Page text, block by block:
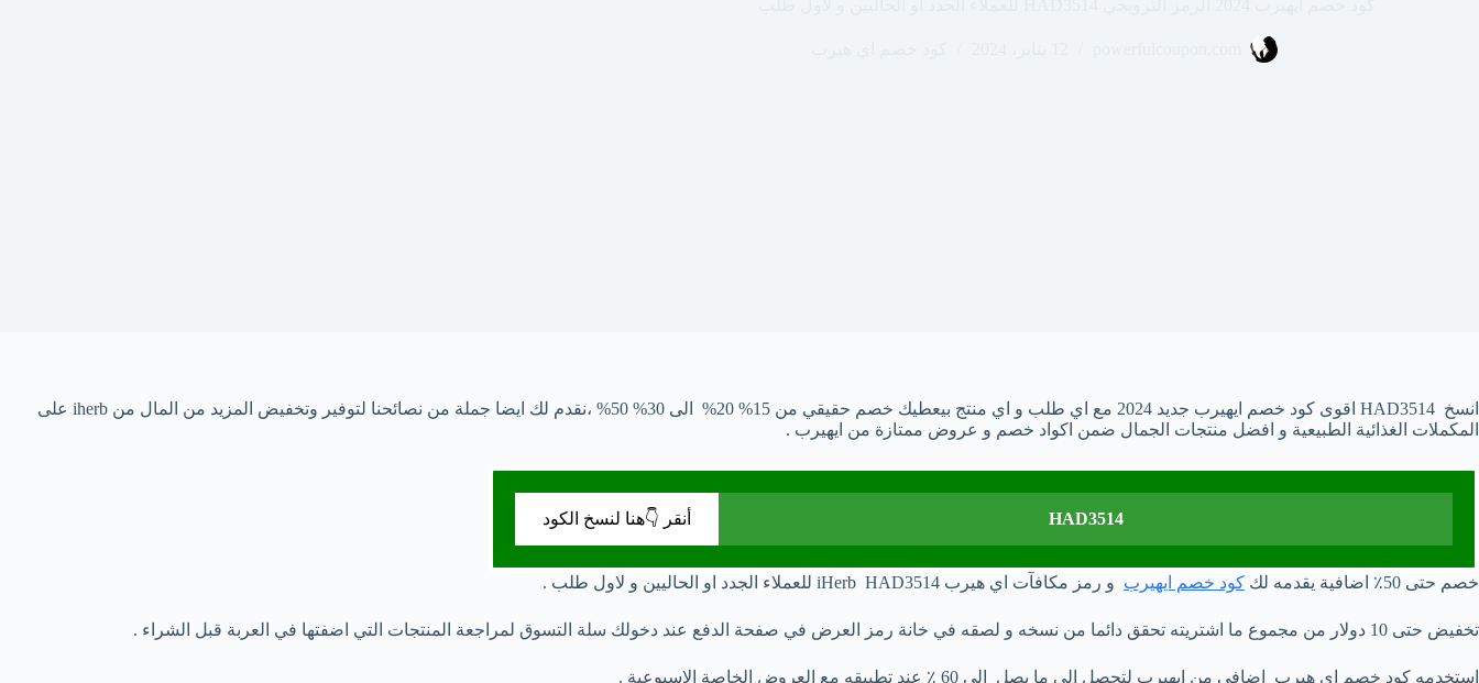
انسخ HAD3514 اقوى كود خصم ايهيرب جديد 2024 مع اي طلب و اي منتج بيعطيك خصم حقيقي من 15% 20% الى 30% 50% ،نقدم لك ايضا جملة من نصائحنا لتوفير وتخفيض المزيد من المال من iherb على
المكملات الغذائية الطبيعية و افضل منتجات الجمال ضمن اكواد خصم و عروض ممتازة من ايهيرب .
HAD3514 أنقر 👇هنا لنسخ الكود
خصم حتى 50٪ اضافية يقدمه لك كود خصم ايهيرب و رمز مكافآت اي هيرب iHerb HAD3514 للعملاء الجدد او الحاليين و لاول طلب .
تخفيض حتى 10 دولار من مجموع ما اشتريته تحقق دائما من نسخه و لصقه في خانة رمز العرض في صفحة الدفع عند دخولك سلة التسوق لمراجعة المنتجات التي اضفتها في العربة قبل الشراء .
استخدمه كود خصم اي هيرب اضافي من ايهيرب لتحصل الى ما يصل الى 60 ٪ عند تطبيقه مع العروض الخاصة الاسبوعية .